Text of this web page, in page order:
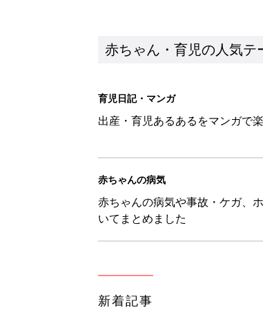
【3COINS】お外遊
ート」
赤ちゃん・育児
物価高の子育てどうす
赤ちゃん・育児
8月5日生まれはこん